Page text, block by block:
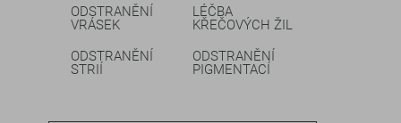
ODSTRANĚNÍ
VRÁSEK
LÉČBA
KŘEČOVÝCH ŽIL
ODSTRANĚNÍ
STRIÍ
ODSTRANĚNÍ
PIGMENTACÍ